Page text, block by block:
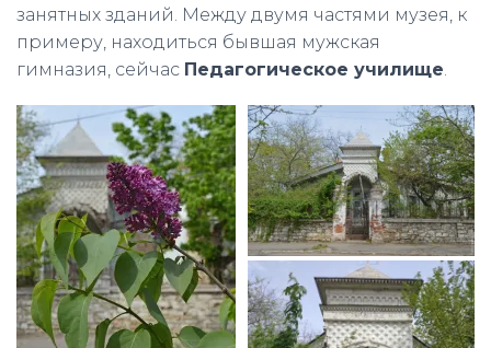
занятных зданий. Между двумя частями музея, к
примеру, находиться бывшая мужская
гимназия, сейчас Педагогическое училище.